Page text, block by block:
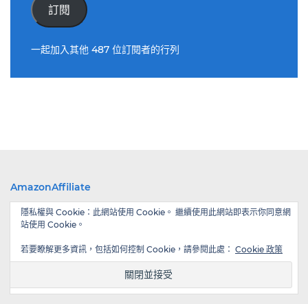
件
位
訂閱
一起加入其他 487 位訂閱者的行列
AmazonAffiliate
隱私權與 Cookie：此網站使用 Cookie。 繼續使用此網站即表示你同意網
站使用 Cookie。
若要瞭解更多資訊，包括如何控制 Cookie，請參閱此處： Cookie 政策